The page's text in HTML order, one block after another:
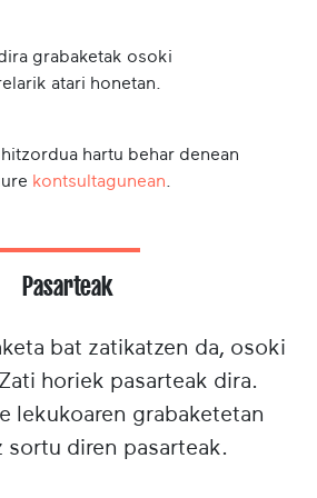
grabaketak osoki
atari honetan.
hartu behar denean
kontsultagunean
Pasarteak
bat zatikatzen da, osoki
horiek pasarteak dira.
lekukoaren grabaketetan
sortu diren pasarteak.